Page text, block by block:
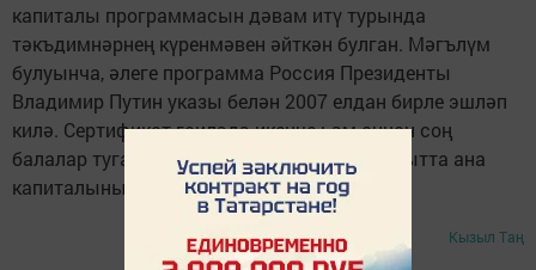
капиталы программасын дәвам итү турында
тәкъдимнәрнең күренмәвен әйткән булган. Мәгълүм
булуынча, әлеге программа Россия Президенты
Владимир Путин указы белән 2007 елдан бирле эшләп
килә. Сертификат гаиләдә икенче һәм аннан соң
балалар туган очракта бирелә. Хәзерге вакытта ана
капиталының суммасы - 453 мең сум.
Кызыл Таң